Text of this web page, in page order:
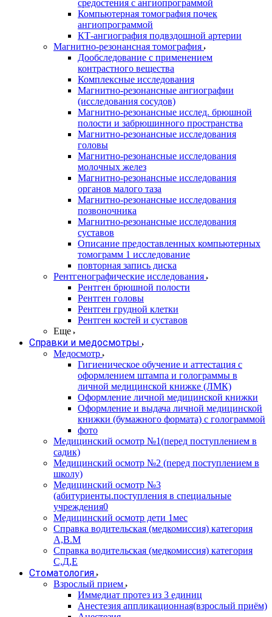
средостения с ангиопрограммой
Компьютерная томография почек
ангиопрограммой
КТ-ангиография подвздошной артерии
Магнитно-резонансная томография
Дообследование с применением
контрастного вещества
Комплексные исследования
Магнитно-резонансные ангиографии
(исследования сосудов)
Магнитно-резонансные исслед. брюшной
полости и забрюшинного пространства
Магнитно-резонансные исследования
головы
Магнитно-резонансные исследования
молочных желез
Магнитно-резонансные исследования
органов малого таза
Магнитно-резонансные исследования
позвоночника
Магнитно-резонансные исследования
суставов
Описание предоставленных компьютерных
томограмм 1 исследование
повторная запись диска
Рентгенографические исследования
Рентген брюшной полости
Рентген головы
Рентген грудной клетки
Рентген костей и суставов
Еще
Справки и медосмотры
Медосмотр
Гигиеническое обучение и аттестация с
оформлением штампа и голограммы в
личной медицинской книжке (ЛМК)
Оформление личной медицинской книжки
Оформление и выдача личной медицинской
книжки (бумажного формата) с голограммой
фото
Медицинский осмотр №1(перед поступлением в
садик)
Медицинский осмотр №2 (перед поступлением в
школу)
Медицинский осмотр №3
(абитуриенты.поступления в специальные
учреждения0
Медицинский осмотр дети 1мес
Справка водительская (медкомиссия) категория
А,В.М
Справка водительская (медкомиссия) категория
С,Д,Е
Стоматология
Взрослый прием
Иммедиат протез из 3 единиц
Анестезия аппликационная(взрослый приём)